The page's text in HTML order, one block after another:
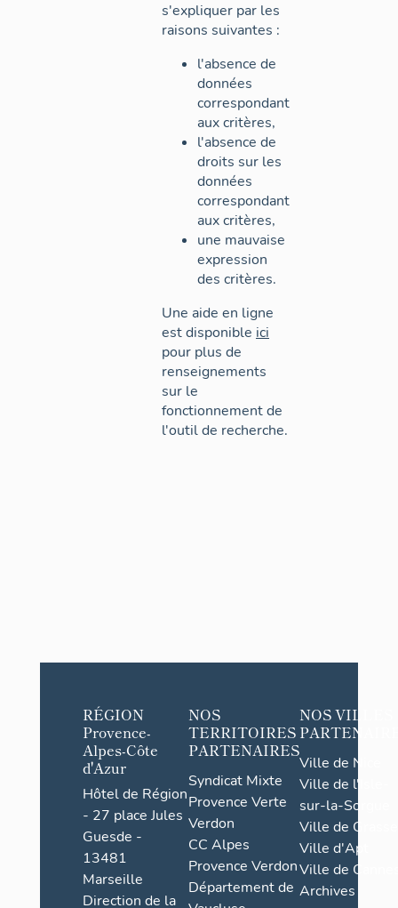
s'expliquer par les
raisons suivantes :
l'absence de
données
correspondant
aux critères,
l'absence de
droits sur les
données
correspondant
aux critères,
une mauvaise
expression
des critères.
Une aide en ligne
est disponible ici
pour plus de
renseignements
sur le
fonctionnement de
l'outil de recherche.
RÉGION
Provence-
Alpes-Côte
d'Azur
Hôtel de Région
- 27 place Jules
Guesde -
13481
Marseille
Direction de la
NOS
TERRITOIRES
PARTENAIRES
Syndicat Mixte
Provence Verte
Verdon
CC Alpes
Provence Verdon
Département de
NOS VILLES
Ville de Nice
Ville de l'Isle-
sur-la-Sorgue
Ville de Grasse
Ville d'Apt
Ville de
Archives